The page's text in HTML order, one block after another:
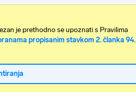
je prethodno se upoznati s Pravilima
propisanim stavkom 2. članka 94.